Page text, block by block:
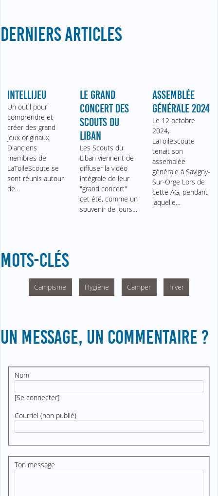
DERNIERS ARTICLES
INTELLIJEU
Un outil pour
comprendre et
créer des grand
jeux originaux.
D'anciens
membres de
LaToileScoute se
sont réunis autour
de…
LE GRAND
CONCERT DES
SCOUTS DU
LIBAN
Les Scouts du
Liban viennent de
diffuser la vidéo
intégrale de leur
"grand concert"
cet été, comme un
souvenir de jours…
ASSEMBLÉE
GÉNÉRALE 2024
Le 12 octobre
2024,
LaToileScoute
tenait son
assemblée
générale à Savigny-
Sur-Orge Lors de
cette AG, pendant
laquelle…
MOTS-CLÉS
Campisme Hygiène Camper hiver
UN MESSAGE, UN COMMENTAIRE ?
Nom
[Se connecter]
Courriel (non publié)
Ton message